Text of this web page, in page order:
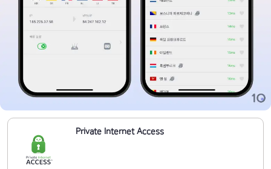
Private Internet Access